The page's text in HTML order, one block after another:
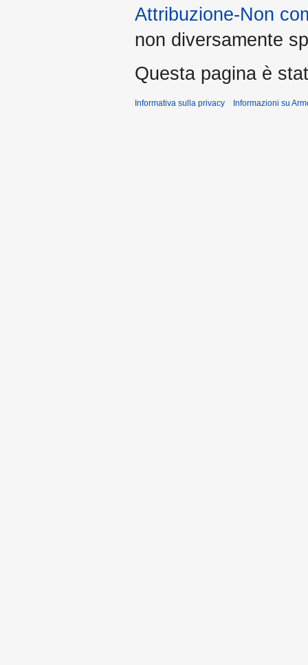
Attribuzione-Non
non diversamente
Questa pagina è
Informativa sulla privacy Informazioni su